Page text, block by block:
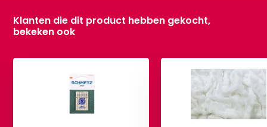
Klanten die dit product hebben gekocht,
bekeken ook